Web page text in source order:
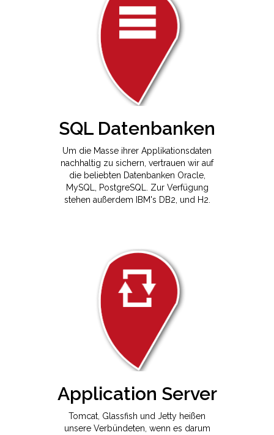
SQL Datenbanken
Um die Masse ihrer Applikationsdaten
nachhaltig zu sichern, vertrauen wir auf
die beliebten Datenbanken Oracle,
MySQL, PostgreSQL. Zur Verfügung
stehen außerdem IBM's DB2, und H2.
Application Server
Tomcat, Glassfish und Jetty heißen
unsere Verbündeten, wenn es darum